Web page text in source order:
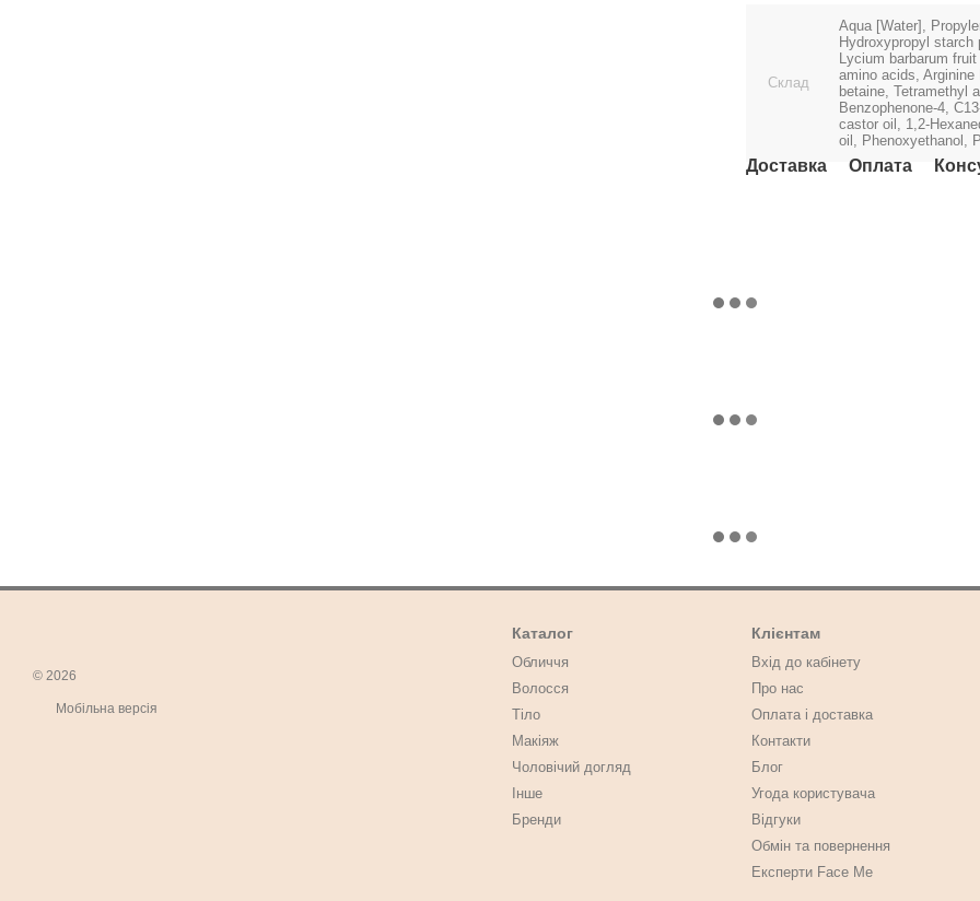
Склад
Aqua [Water],
Hydroxypropyl
Lycium barbarum
amino acids, Arginine
betaine, Tetramethyl
Benzophenone-4,
castor oil, 1,2-
oil, Phenoxyethanol,
Доставка Оплата
© 2026
Мобільна версія
Каталог
Обличчя
Волосся
Тіло
Макіяж
Чоловічий догляд
Інше
Бренди
Клієнтам
Вхід до кабінету
Про нас
Оплата і доставка
Контакти
Блог
Угода користувача
Відгуки
Обмін та повернення
Експерти Face Me